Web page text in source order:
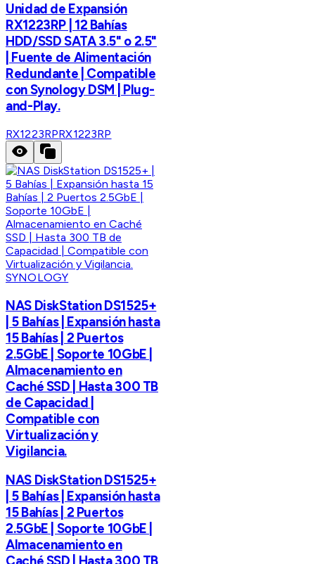
Unidad de Expansión
RX1223RP | 12 Bahías
HDD/SSD SATA 3.5" o 2.5"
| Fuente de Alimentación
Redundante | Compatible
con Synology DSM | Plug-
and-Play.
RX1223RPRX1223RP
SYNOLOGY
NAS DiskStation DS1525+
| 5 Bahías | Expansión hasta
15 Bahías | 2 Puertos
2.5GbE | Soporte 10GbE |
Almacenamiento en
Caché SSD | Hasta 300 TB
de Capacidad |
Compatible con
Virtualización y
Vigilancia.
NAS DiskStation DS1525+
| 5 Bahías | Expansión hasta
15 Bahías | 2 Puertos
2.5GbE | Soporte 10GbE |
Almacenamiento en